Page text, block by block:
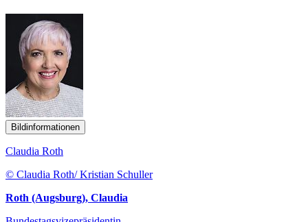
Bildinformationen
Claudia Roth
© Claudia Roth/ Kristian Schuller
Roth (Augsburg), Claudia